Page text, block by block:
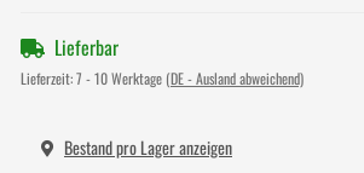
Lieferbar
Lieferzeit:7 - 10 Werktage (DE - Ausland abweichend)
Bestand pro Lager anzeigen